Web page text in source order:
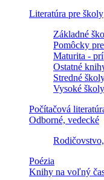
Literatúra pre školy
Základné
Pomôcky
Maturita -
Ostatné
Stredné
Vysoké školy
Počítačová
Odborné, vedecké
Poézia
Knihy na voľný